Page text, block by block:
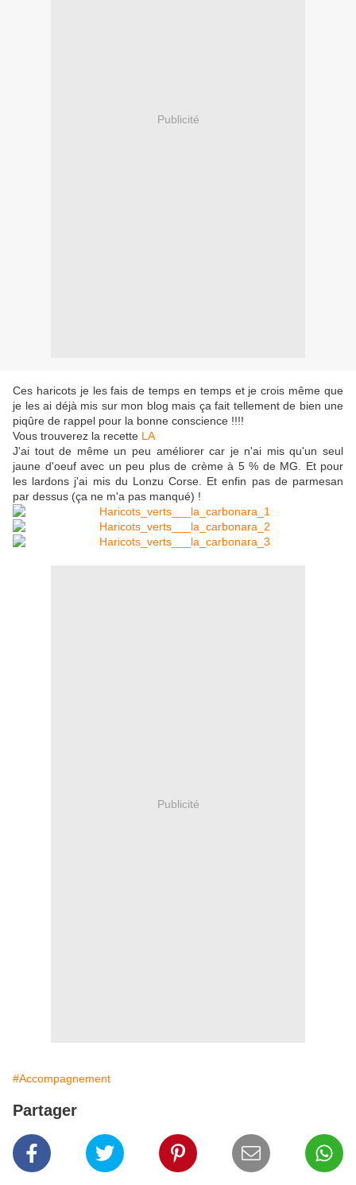
Publicité
Ces haricots je les fais de temps en temps et je crois même que
je les ai déjà mis sur mon blog mais ça fait tellement de bien une
piqûre de rappel pour la bonne conscience !!!!
Vous trouverez la recette LA
J'ai tout de même un peu améliorer car je n'ai mis qu'un seul
jaune d'oeuf avec un peu plus de crème à 5 % de MG. Et pour
les lardons j'ai mis du Lonzu Corse. Et enfin pas de parmesan
par dessus (ça ne m'a pas manqué) !
Publicité
#Accompagnement
Partager